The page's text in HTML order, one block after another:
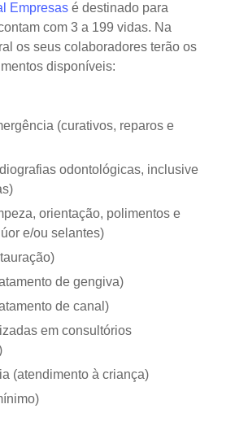
Empresasé destinado para
com 3 a 199 vidas. Na
os seus colaboradores terão os
disponíveis:
(curativos, reparos e
odontológicas, inclusive
orientação, polimentos e
e/ou selantes)
de gengiva)
de canal)
em consultórios
(atendimento à criança)